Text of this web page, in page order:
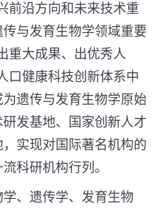
前沿方向和未来技术重
与发育生物学领域重要
重大成果、出优秀人
口健康科技创新体系中
遗传与发育生物学原始
发基地、国家创新人才
实现对国际著名机构的
科研机构行列。
、遗传学、发育生物